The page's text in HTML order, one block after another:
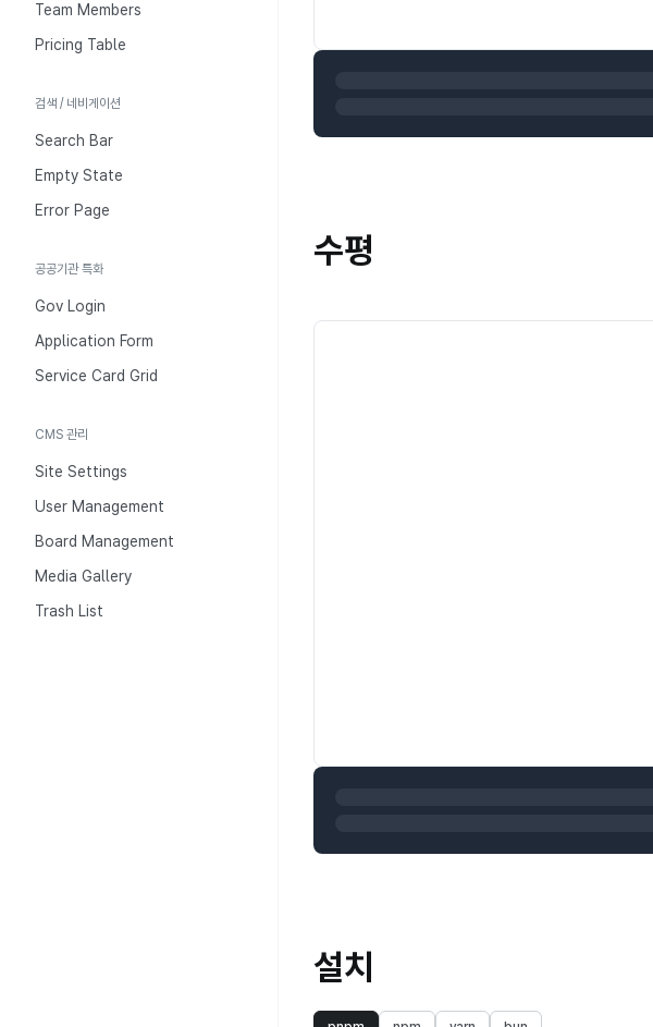
Team Members
Pricing Table
검색 / 네비게이션
Search Bar
Empty State
Error Page
공공기관 특화
Gov Login
Application Form
Service Card Grid
CMS 관리
Site Settings
User Management
Board Management
Media Gallery
Trash List
수평
설치